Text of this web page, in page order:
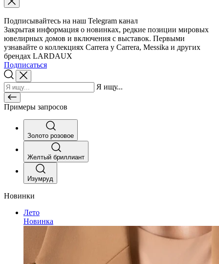
Подписывайтесь на наш Telegram канал
Закрытая информация о новинках, редкие позиции мировых
ювелирных домов и включения с выставок. Первыми
узнавайте о коллекциях Carrera y Carrera, Messika и других
брендах LARDAUX
Подписаться
Я ищу...
Примеры запросов
Золото розовое
Желтый бриллиант
Изумруд
Новинки
Лето
Новинка